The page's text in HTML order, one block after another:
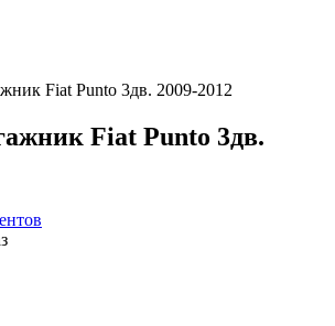
Fiat Punto 3дв. 2009-2012
Fiat Punto 3дв.